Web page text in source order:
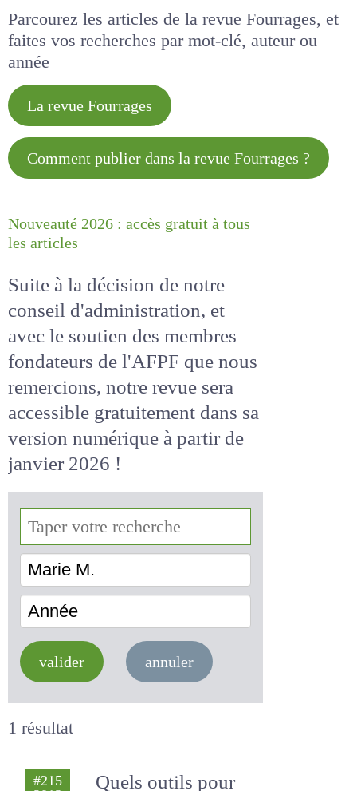
Parcourez les articles de la revue Fourrages, et
faites vos recherches par mot-clé, auteur ou
année
La revue Fourrages
Comment publier dans la revue
Nouveauté 2026 : accès gratuit à
Suite à la décision de notre
conseil d'administration, et
avec le soutien des membres
fondateurs de l'AFPF que nous
remercions, notre revue sera
accessiblegratuitementdans
sa version numérique
de janvier 2026 !
Marie M.
valider annuler
1 résultat